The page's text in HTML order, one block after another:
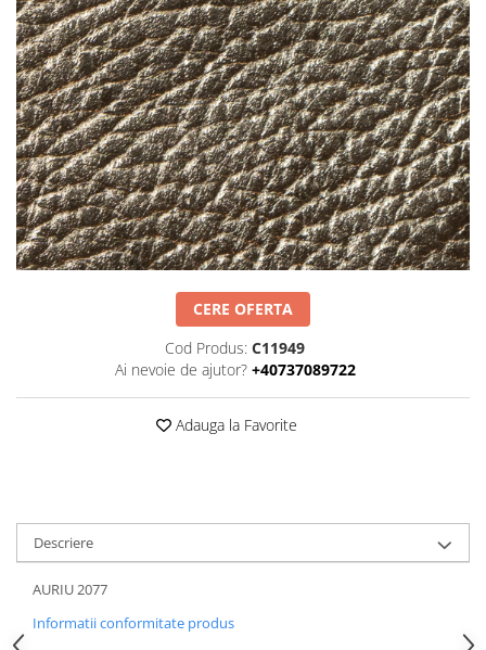
Posete
Rucsac
Plic
Saculet
Borsete
Mov
Visiniu
Maro
Albastru
CERE OFERTA
Cod Produs: C11949
Ai nevoie de ajutor? +40737089722
Adauga la Favorite
Descriere
AURIU 2077
Informatii conformitate produs